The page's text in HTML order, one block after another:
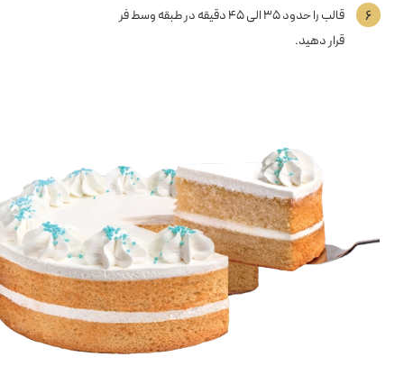
۶
قالب را حدود ۳۵ الی ۴۵ دقیقه در طبقه وسط فر
قرار دهید.